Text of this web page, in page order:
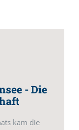
- Die
kam die